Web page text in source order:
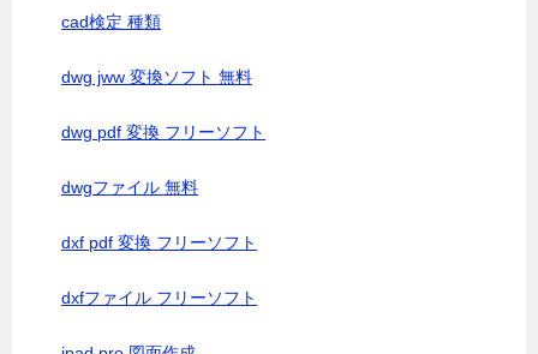
cad検定 種類
dwg jww 変換ソフト 無料
dwg pdf 変換 フリーソフト
dwgファイル 無料
dxf pdf 変換 フリーソフト
dxfファイル フリーソフト